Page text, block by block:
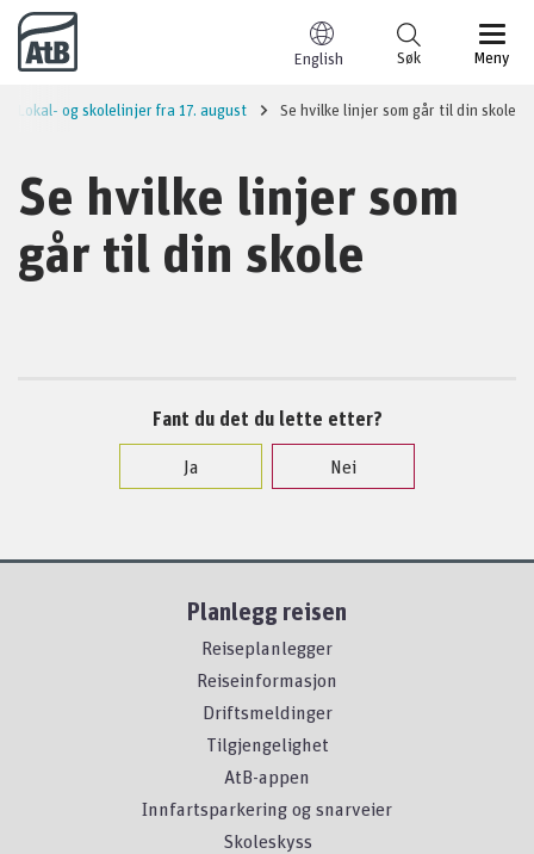
Til innhold
English Meny
Søk
Lokal- og skolelinjer fra 17. august Se hvilke linjer som går til din skole
Se hvilke linjer som
går til din skole
Fant du det du lette etter?
Ja
Nei
Planlegg reisen
Reiseplanlegger
Reiseinformasjon
Driftsmeldinger
Tilgjengelighet
AtB-appen
Innfartsparkering og snarveier
Skoleskyss